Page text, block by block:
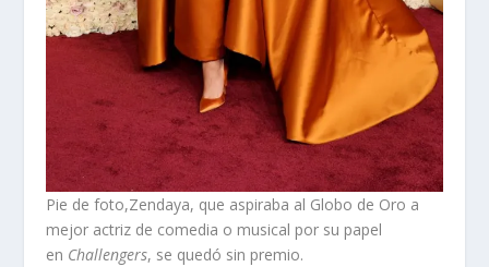
Pie de foto,Zendaya, que aspiraba al Globo de Oro a
mejor actriz de comedia o musical por su papel
en Challengers, se quedó sin premio.